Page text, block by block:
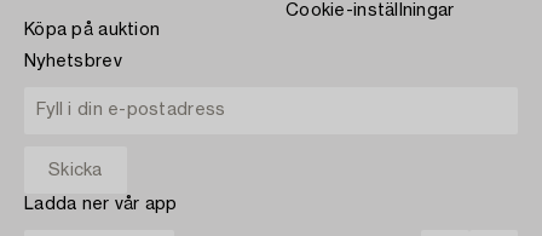
Köpa på auktion
Cookie-inställningar
Nyhetsbrev
Ladda ner vår app